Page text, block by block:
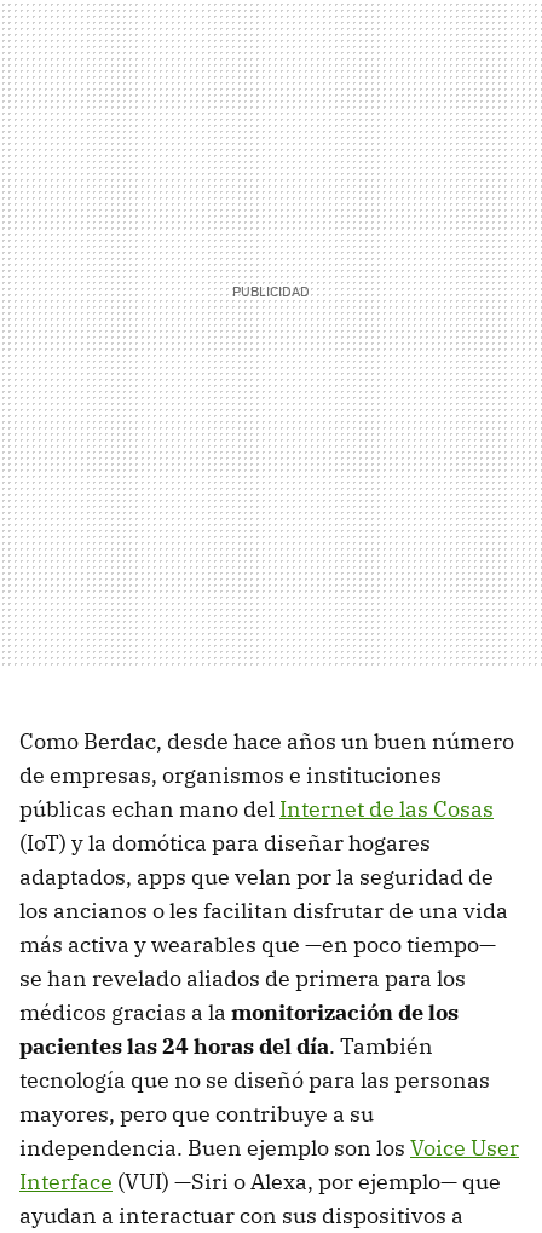
Como Berdac, desde hace años un buen número
de empresas, organismos e instituciones
públicas echan mano del Internet de las Cosas
(IoT) y la domótica para diseñar hogares
adaptados, apps que velan por la seguridad de
los ancianos o les facilitan disfrutar de una vida
más activa y wearables que —en poco tiempo—
se han revelado aliados de primera para los
médicos gracias a la monitorización de los
pacientes las 24 horas del día. También
tecnología que no se diseñó para las personas
mayores, pero que contribuye a su
independencia. Buen ejemplo son los Voice User
Interface (VUI) —Siri o Alexa, por ejemplo— que
ayudan a interactuar con sus dispositivos a